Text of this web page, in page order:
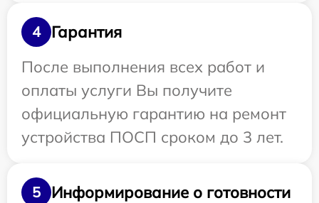
4
Гарантия
После выполнения всех работ и
оплаты услуги Вы получите
официальную гарантию на ремонт
устройства ПОСП сроком до 3 лет.
5
Информирование о готовности